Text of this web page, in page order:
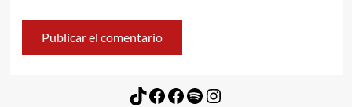
TikTok
Facebook
Facebook
Spotify
Instagram